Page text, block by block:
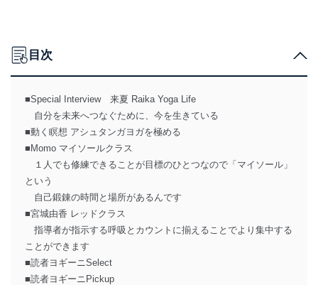
目次
■Special Interview 来夏 Raika Yoga Life
自分を未来へつなぐために、今を生きている
■動く瞑想 アシュタンガヨガを極める
■Momo マイソールクラス
１人でも修練できることが目標のひとつなので「マイソール」
という
自己鍛錬の時間と場所があるんです
■宮城由香 レッドクラス
指導者が指示する呼吸とカウントに揃えることでより集中する
ことができます
■読者ヨギーニSelect
■読者ヨギーニPickup